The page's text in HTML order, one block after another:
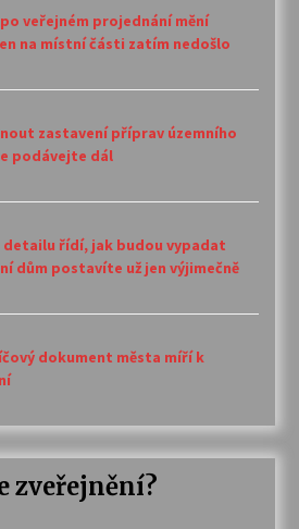
po veřejném projednání mění
na místní části zatím nedošlo
zastavení příprav územního
podávejte dál
detailu řídí, jak budou vypadat
dům postavíte už jen výjimečně
dokument města míří k
zveřejnění?